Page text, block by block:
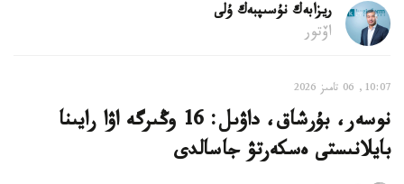
ريزابەك نۇسىپبەك ۇلى
اۆتور
10:07, 06 تامىز 2026
نوسەر، بۇرشاق، داۋىل: 16 وڭىرگە اۋا رايىنا
بايلانىستى ەسكەرتۋ جاسالدى